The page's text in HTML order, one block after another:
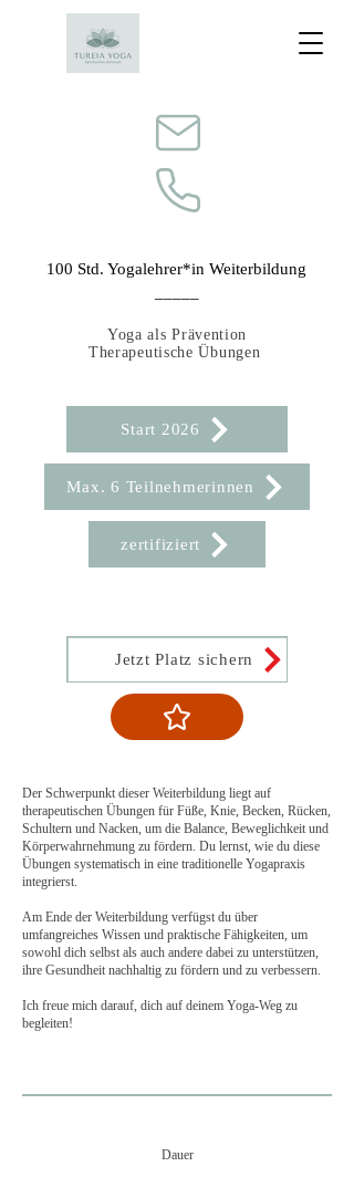
100 Std. Yogalehrer*in Weiterbildung
Yoga als Prävention
Therapeutische Übungen
Start 2026
Max. 6 Teilnehmerinnen
zertifiziert
Jetzt Platz sichern
Der Schwerpunkt dieser Weiterbildung liegt auf
therapeutischen Übungen für Füße, Knie, Becken, Rücken,
Schultern und Nacken, um die Balance, Beweglichkeit und
Körperwahrnehmung zu fördern. Du lernst, wie du diese
Übungen systematisch in eine traditionelle Yogapraxis
integrierst.
Am Ende der Weiterbildung verfügst du über
umfangreiches Wissen und praktische Fähigkeiten, um
sowohl dich selbst als auch andere dabei zu unterstützen,
ihre Gesundheit nachhaltig zu fördern und zu verbessern.
Ich freue mich darauf, dich auf deinem Yoga-Weg zu
begleiten!
Dauer